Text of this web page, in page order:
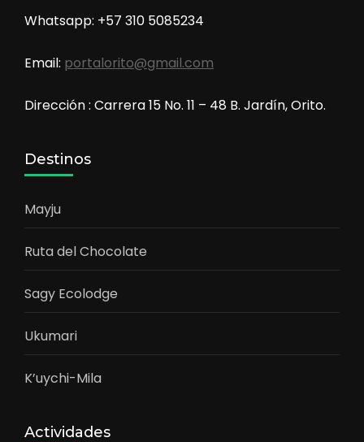
Whatsapp: +57 310 5085234
Email: portalorito@gmail.com
Dirección : Carrera 15 No. 11 – 48 B. Jardín, Orito.
Destinos
Mayju
Ruta del Chocolate
Sagy Ecolodge
Ukumari
K’uychi-Mila
Actividades